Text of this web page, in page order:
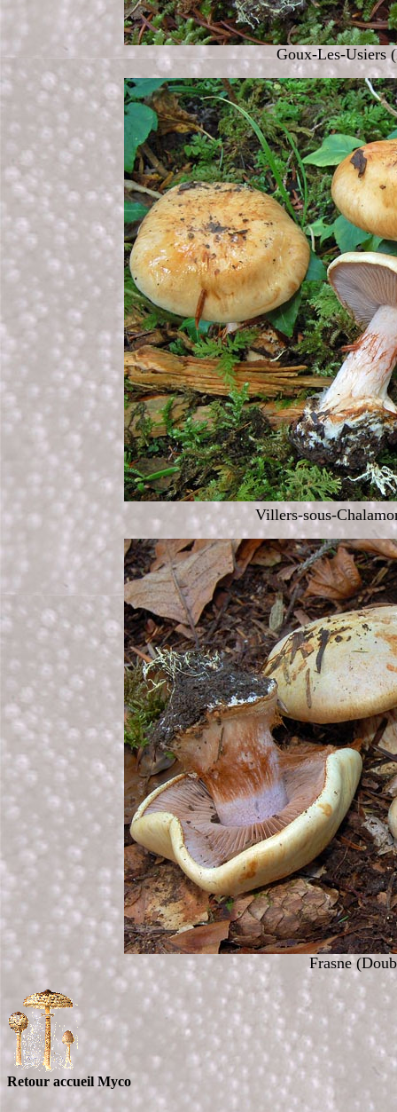
Goux-Les-Usiers
Villers-sous-
Frasne
Retour accueil Myco